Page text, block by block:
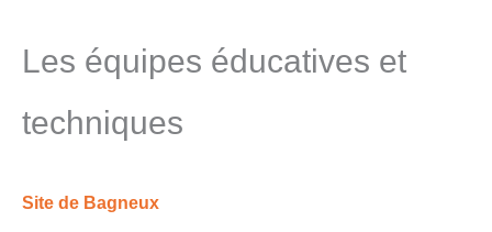
Les équipes éducatives et
techniques
Site de Bagneux